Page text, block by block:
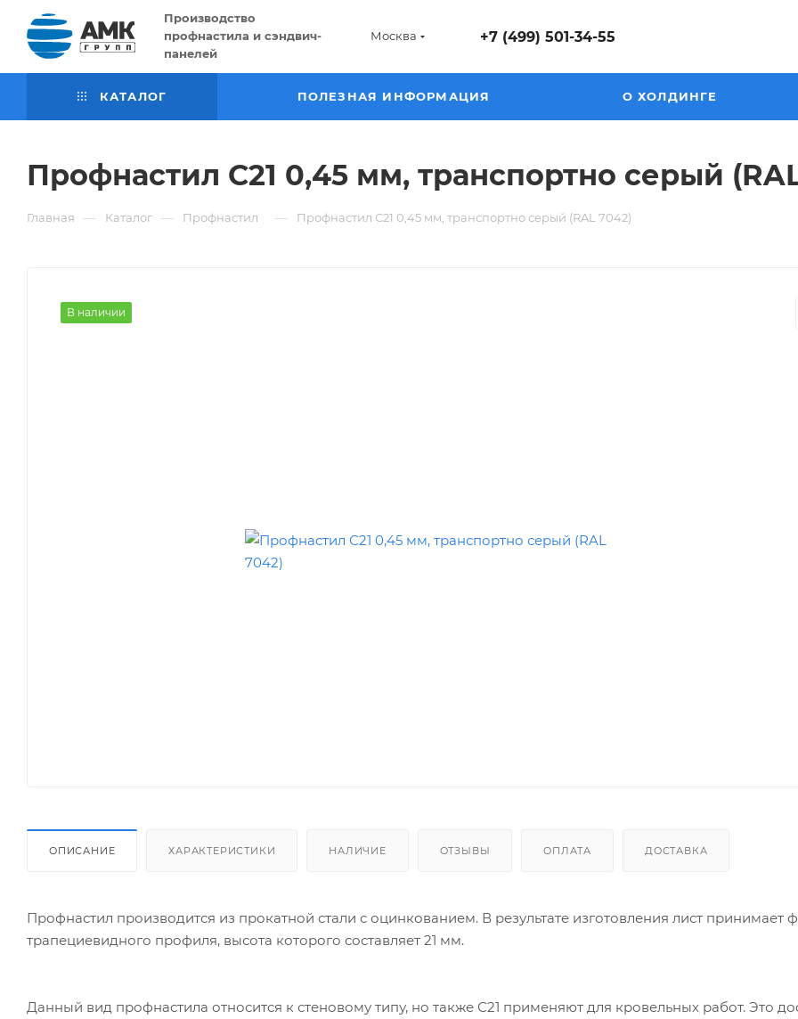
Производство
профнастила и сэндвич-
панелей
Москва +7 (499) 501-34-55
КАТАЛОГ ПОЛЕЗНАЯ ИНФОРМАЦИЯ О ХОЛДИНГЕ
Профнастил С21 0,45 мм, транспортно серый
Главная — Каталог — Профнастил — Профнастил С21 0,45 мм, транспортно серый (RAL 7042)
В наличии
ОПИСАНИЕ ХАРАКТЕРИСТИКИ НАЛИЧИЕ ОТЗЫВЫ ОПЛАТА ДОСТАВКА
Профнастил производится из прокатной стали с оцинкованием. В результате изготовления лист принимает
трапециевидного профиля, высота которого составляет 21 мм.
Данный вид профнастила относится к стеновому типу, но также С21 применяют для кровельных работ. Это